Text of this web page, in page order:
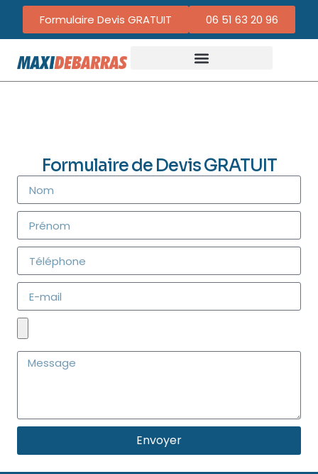
Formulaire Devis GRATUIT 06 51 63 20 96
Formulaire de Devis GRATUIT
Envoyer